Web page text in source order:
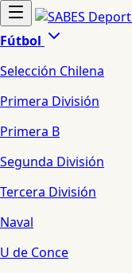
Fútbol
Selección Chilena
Primera División
Primera B
Segunda División
Tercera División
Naval
U de Conce